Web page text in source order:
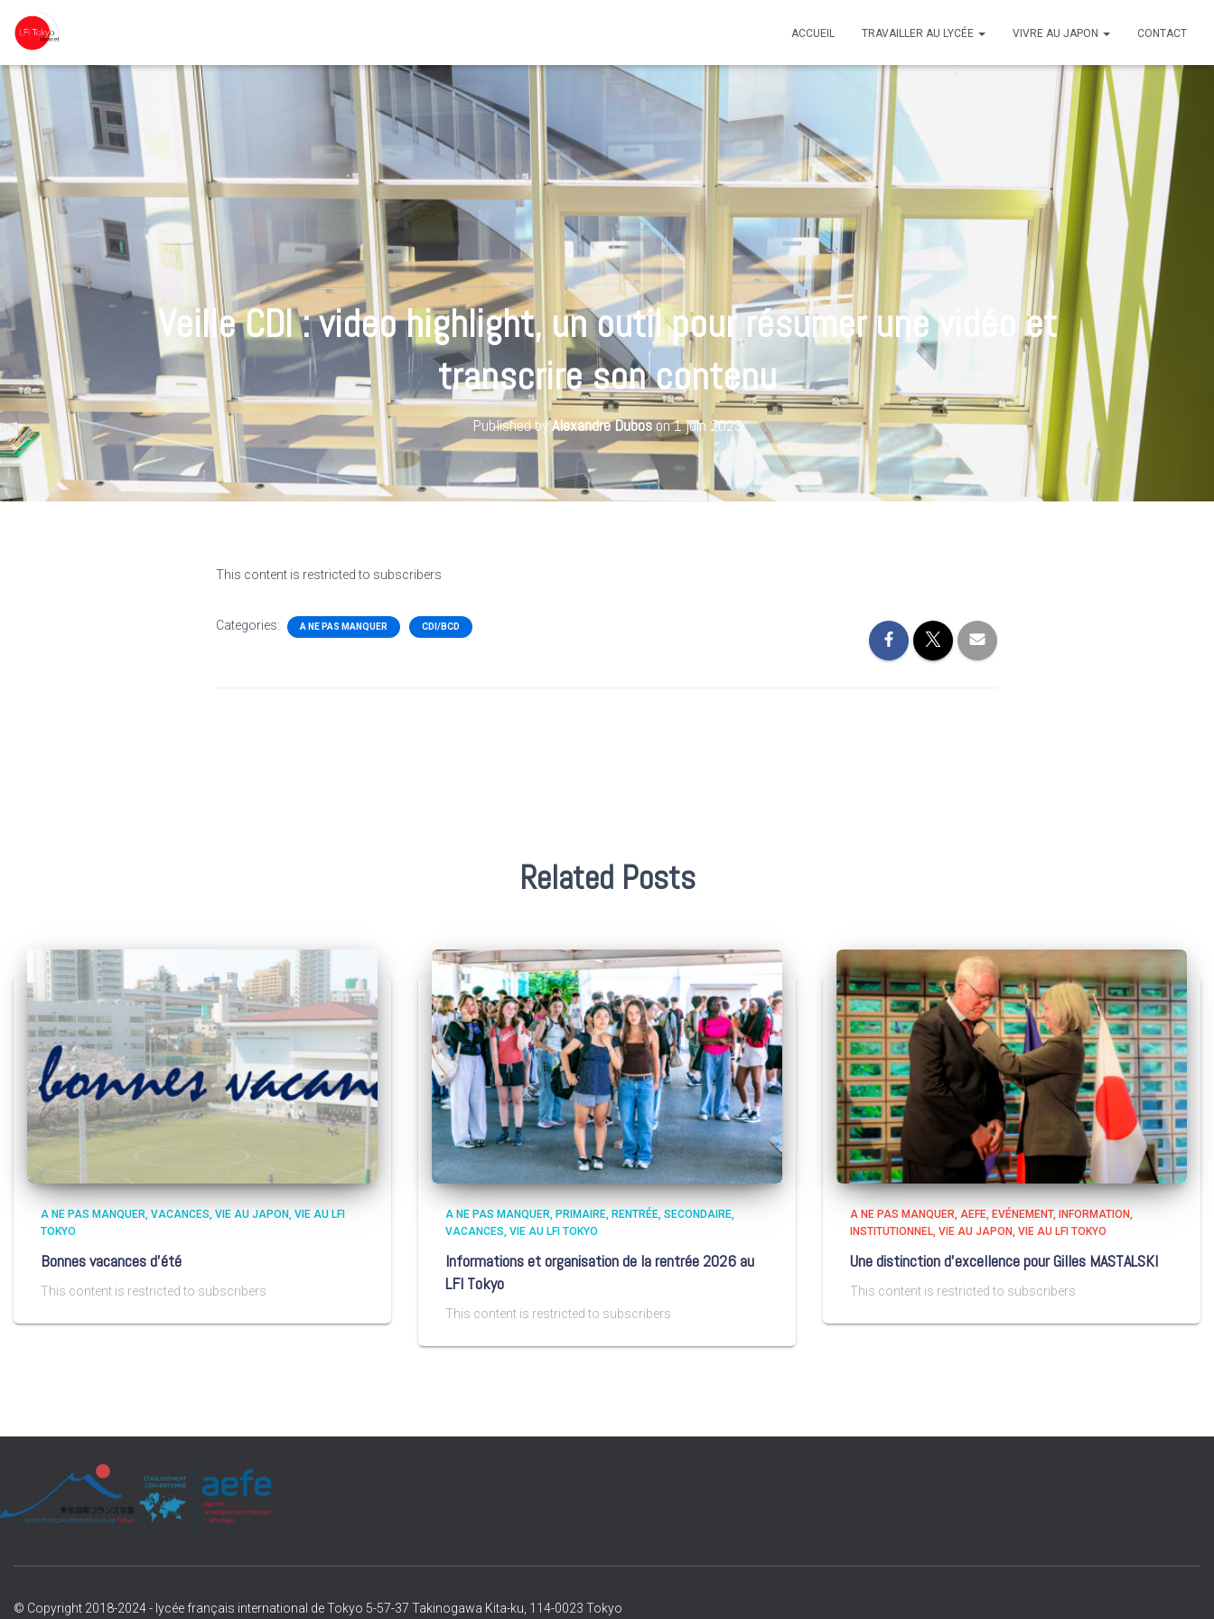
ACCUEIL TRAVAILLER AU LYCÉE VIVRE AU JAPON CONTACT
Veille CDI : video highlight, un outil pour résumer une vidéo et
transcrire son contenu
Published byAlexandre Duboson1 juin 2023
This content is restricted to subscribers
Categories: A NE PAS MANQUER CDI/BCD
Related Posts
A NE PAS MANQUER VACANCES VIE AU JAPON VIE AU LFI
TOKYO
Bonnes vacances d’été
This content is restricted to subscribers
A NE PAS MANQUER PRIMAIRE RENTRÉE SECONDAIRE
VACANCES VIE AU LFI TOKYO
Informations et organisation de la rentrée 2026 au
LFI Tokyo
This content is restricted to subscribers
A NE PAS MANQUER AEFE EVÉNEMENT
INFORMATION
INSTITUTIONNEL VIE AU JAPON VIE AU LFI TOKYO
Une distinction d’excellence pour Gilles MASTALSKI
This content is restricted to subscribers
© Copyright 2018-2024 - lycée français international de Tokyo 5-57-37 Takinogawa Kita-ku, 114-0023 Tokyo